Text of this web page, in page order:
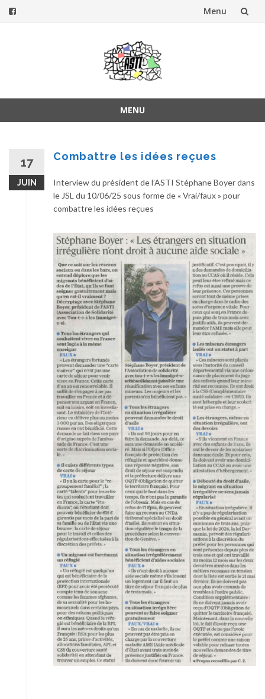
Menu
MENU
17
JUIN
Combattre les idées reçues
Interview du président de l’ASTI Stéphane Boyer dans
le JSL du 10/06/25 sous forme de « Vrai/faux » pour
combattre les idées reçues